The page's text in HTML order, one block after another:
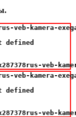
veb-kamera-
defined
veb-
kamera-
defined
veb-